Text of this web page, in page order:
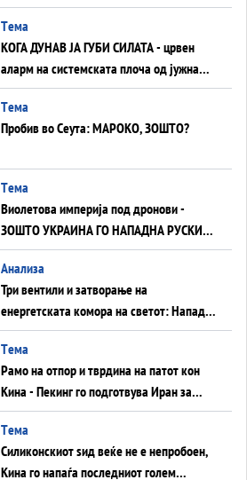
ВНУЦИ ДА ГИ ЗАМЕНАТ
Tема
КОГА ДУНАВ ЈА ГУБИ СИЛАТА - црвен
аларм на системската плоча од јужна
Германија до Црното Море...
Tема
Пробив во Сеута: МАРОКО, ЗОШТО?
Tема
Виолетова империја под дронови -
ЗОШТО УКРАИНА ГО НАПАДНА РУСКИОТ
WILDBERRIES
Aнализа
Три вентили и затворање на
енергетската комора на светот: Нападот
во Суец најавува глобален енергетски
инфаркт?
Tема
Рамо на отпор и тврдина на патот кон
Кина - Пекинг го подготвува Иран за
американска копнена инвазија
Tема
Силиконскиот ѕид веќе не е непробоен,
Кина го напаѓа последниот голем